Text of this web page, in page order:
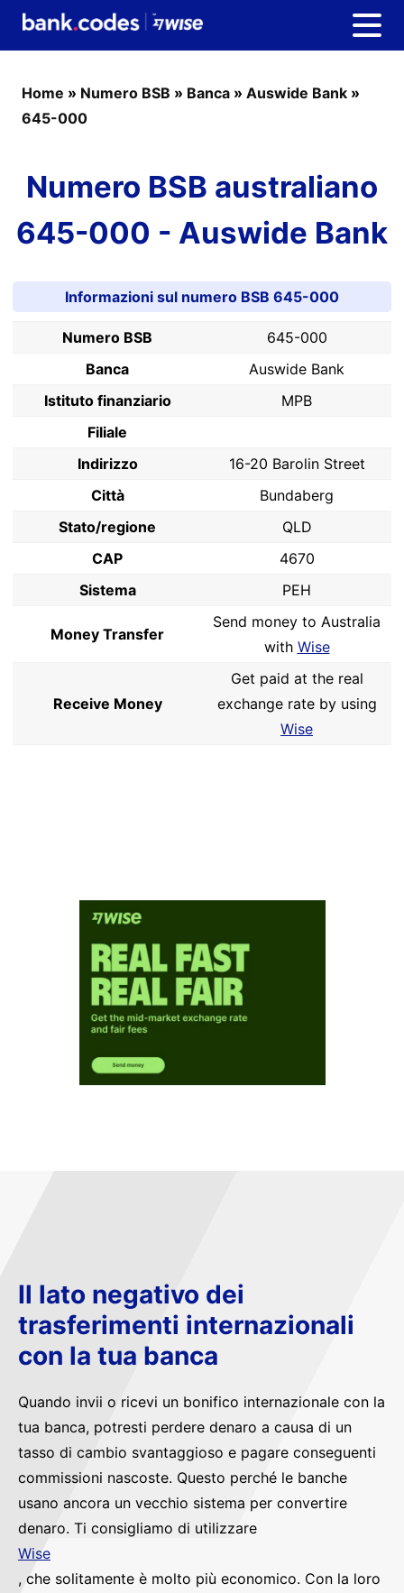
Home » Numero BSB » Banca » Auswide Bank »
645-000
Numero BSB australiano
645-000 - Auswide Bank
Informazioni sul numero BSB 645-000
Numero BSB
645-000
Banca
Auswide Bank
Istituto finanziario
MPB
Filiale
Indirizzo
16-20 Barolin Street
Città
Bundaberg
Stato/regione
QLD
CAP
4670
Sistema
PEH
Money Transfer
Send money to Australia
with Wise
Receive Money
Get paid at the real
exchange rate by using
Wise
Il lato negativo dei
trasferimenti internazionali
con la tua banca
Quando invii o ricevi un bonifico internazionale con la
tua banca, potresti perdere denaro a causa di un
tasso di cambio svantaggioso e pagare conseguenti
commissioni nascoste. Questo perché le banche
usano ancora un vecchio sistema per convertire
denaro. Ti consigliamo di utilizzare
Wise
, che solitamente è molto più economico. Con la loro